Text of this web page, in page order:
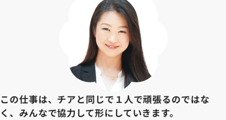
この仕事は、チアと同じで１人で頑張るのではな
く、みんなで協力して形にしていきます。